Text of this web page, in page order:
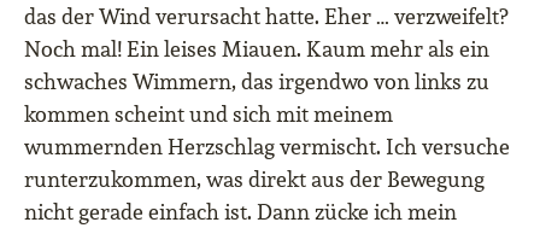
das der Wind verursacht hatte. Eher … verzweifelt?
Noch mal! Ein leises Miauen. Kaum mehr als ein
schwaches Wimmern, das irgendwo von links zu
kommen scheint und sich mit meinem
wummernden Herzschlag vermischt. Ich versuche
runterzukommen, was direkt aus der Bewegung
nicht gerade einfach ist. Dann zücke ich mein